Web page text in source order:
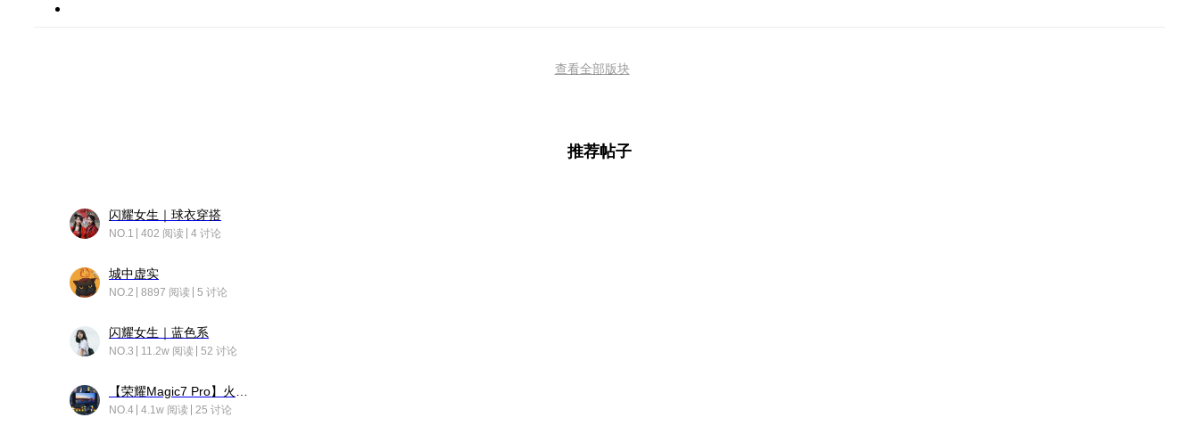
查看全部版块
推荐帖子
闪耀女生｜球衣穿搭
NO.1 402 阅读 4 讨论
城中虚实
NO.2 8897 阅读 5 讨论
闪耀女生｜蓝色系
NO.3 11.2w 阅读 52 讨论
NO.4 4.1w 阅读 25 讨论